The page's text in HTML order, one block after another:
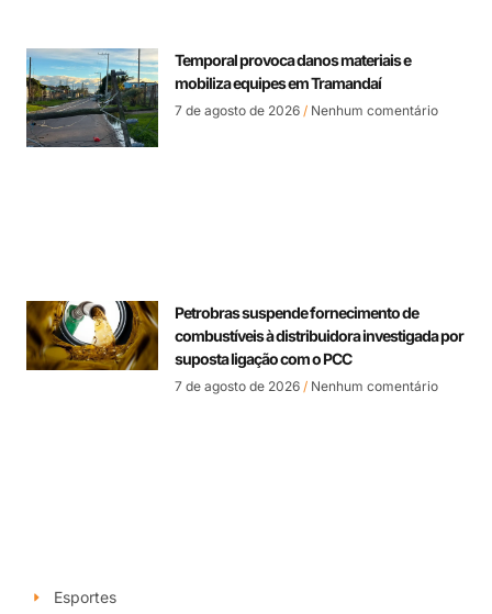
Temporal provoca danos materiais e
mobiliza equipes em Tramandaí
7 de agosto de 2026 Nenhum comentário
Petrobras suspende fornecimento de
combustíveis à distribuidora investigada por
suposta ligação com o PCC
7 de agosto de 2026 Nenhum comentário
Esportes